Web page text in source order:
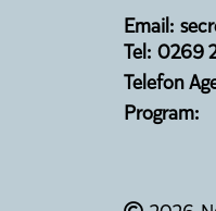
Email:
Tel: 0269
Telefon
Program: